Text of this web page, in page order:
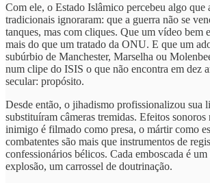
Com ele, o Estado Islâmico percebeu algo que
tradicionais ignoraram: que a guerra não se
tanques, mas com cliques. Que um vídeo bem
mais do que um tratado da ONU. E que um
subúrbio de Manchester, Marselha ou
num clipe do ISIS o que não encontra em dez
secular: propósito.
Desde então, o jihadismo profissionalizou sua
substituíram câmeras tremidas. Efeitos sonoros
inimigo é filmado como presa, o mártir como
combatentes são mais que instrumentos de
confessionários bélicos. Cada emboscada é
explosão, um carrossel de doutrinação.